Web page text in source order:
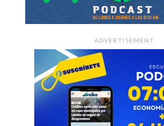
ADVERTISEMENT